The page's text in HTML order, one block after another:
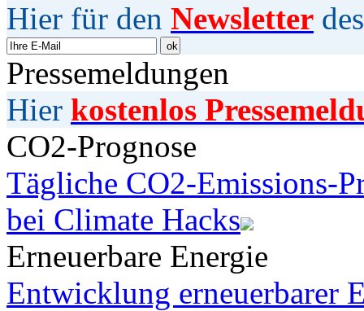
Hier für den Newsletter
Pressemeldungen
Hier kostenlos
CO2-Prognose
Tägliche CO2-Emissions-
bei Climate Hacks
Erneuerbare Energie
Entwicklung erneuerbarer